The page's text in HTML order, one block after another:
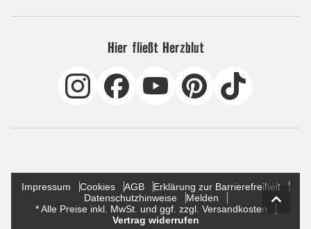
Hier fließt Herzblut
Impressum Cookies AGB
Erklärung zur Barrierefreiheit
Datenschutzhinweise
Melden
* Alle Preise inkl. MwSt. und ggf. zzgl. Versandkosten
Vertrag widerrufen